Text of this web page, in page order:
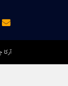

آرکا